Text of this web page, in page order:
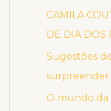
CAMILA
DE DIA DOS
Sugestões
surpreender
O mundo da